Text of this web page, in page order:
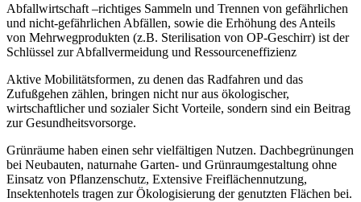
Abfallwirtschaft –richtiges Sammeln und Trennen von gefährlichen
und nicht-gefährlichen Abfällen, sowie die Erhöhung des Anteils
von Mehrwegprodukten (z.B. Sterilisation von OP-Geschirr) ist der
Schlüssel zur Abfallvermeidung und Ressourceneffizienz
Aktive Mobilitätsformen, zu denen das Radfahren und das
Zufußgehen zählen, bringen nicht nur aus ökologischer,
wirtschaftlicher und sozialer Sicht Vorteile, sondern sind ein Beitrag
zur Gesundheitsvorsorge.
Grünräume haben einen sehr vielfältigen Nutzen. Dachbegrünungen
bei Neubauten, naturnahe Garten- und Grünraumgestaltung ohne
Einsatz von Pflanzenschutz, Extensive Freiflächennutzung,
Insektenhotels tragen zur Ökologisierung der genutzten Flächen bei.